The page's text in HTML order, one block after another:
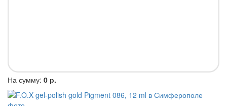
На сумму: 0 р.